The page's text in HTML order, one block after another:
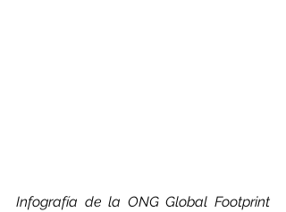
Infografía de la ONG Global Footprint